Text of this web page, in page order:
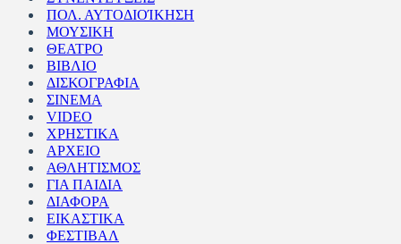
ΠΟΛ. ΑΥΤΟΔΙΟΊΚΗΣΗ
ΜΟΥΣΙΚΗ
ΘΕΑΤΡΟ
ΒΙΒΛΙΟ
ΔΙΣΚΟΓΡΑΦΙΑ
ΣΙΝΕΜΑ
VIDEO
ΧΡΗΣΤΙΚΑ
ΑΡΧΕΙΟ
ΑΘΛΗΤΙΣΜΟΣ
ΓΙΑ ΠΑΙΔΙΑ
ΔΙΑΦΟΡΑ
ΕΙΚΑΣΤΙΚΑ
ΦΕΣΤΙΒΑΛ